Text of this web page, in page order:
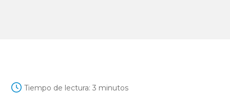
Tiempo de lectura: 3 minutos